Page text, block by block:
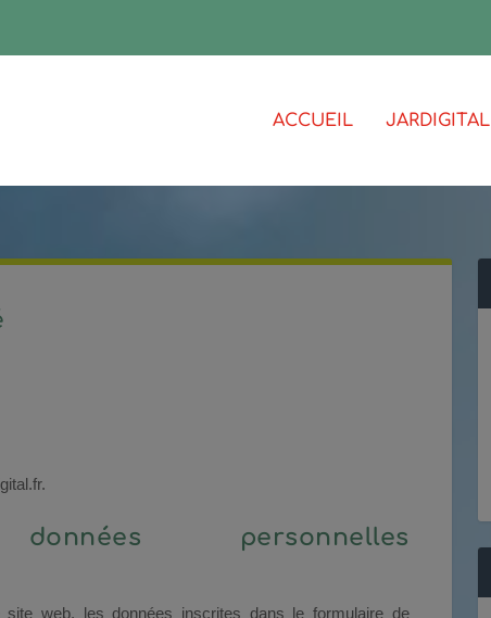
ACCUEIL JARDIGITAL
personnelles
web, les données inscrites dans le formulaire de